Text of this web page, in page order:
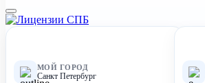
МОЙ ГОРОД
Санкт Петербург